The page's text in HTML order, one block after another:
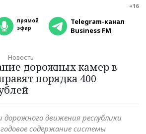
+16
прямой
эфир
Telegram-канал
Business FM
Новость
дорожных камер в
порядка 400
движения республики
содержание системы